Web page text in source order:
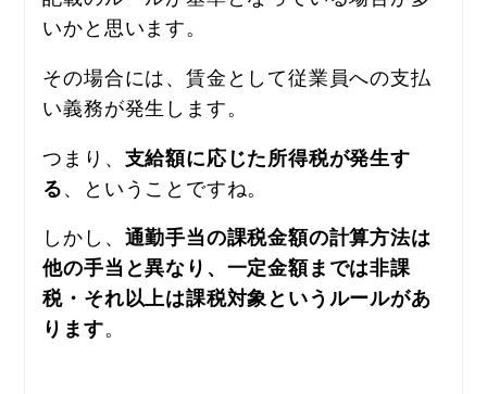
いかと思います。
その場合には、賃金として従業員への支払
い義務が発生します。
つまり、 支給額に応じた所得税が発生す
る、ということですね。
しかし、 通勤手当の課税金額の計算方法は
他の手当と異なり、一定金額までは非課
税・それ以上は課税対象というルールがあ
ります。